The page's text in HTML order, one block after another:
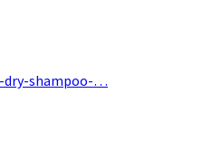
dry-shampoo-…